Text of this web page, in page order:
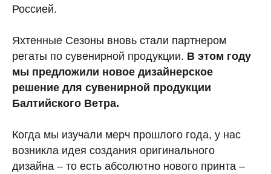
Россией.
Яхтенные Сезоны вновь стали партнером
регаты по сувенирной продукции. В этом году
мы предложили новое дизайнерское
решение для сувенирной продукции
Балтийского Ветра.
Когда мы изучали мерч прошлого года, у нас
возникла идея создания оригинального
дизайна – то есть абсолютно нового принта –